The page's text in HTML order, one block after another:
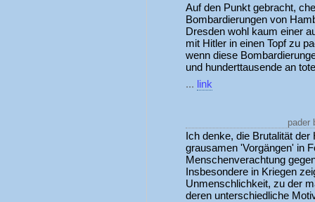
Auf den Punkt gebracht,
Bombardierungen von
Dresden wohl kaum einer
mit Hitler in einen Topf zu
wenn diese
und hunderttausende an
... link
pader
Ich denke, die Brutalität
grausamen 'Vorgängen' in
Menschenverachtung
Insbesondere in Kriegen
Unmenschlichkeit, zu der
deren unterschiedliche